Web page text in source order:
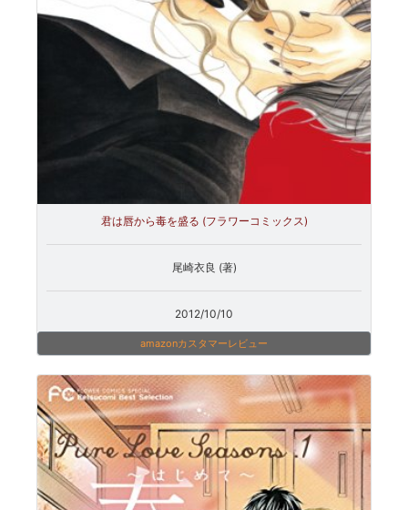
君は唇から毒を盛る (フラワーコミックス)
尾崎衣良 (著)
2012/10/10
amazonカスタマーレビュー